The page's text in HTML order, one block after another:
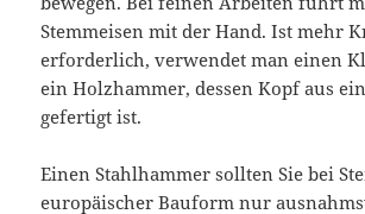
Stemmeisen mit der Hand. Ist mehr
erforderlich, verwendet man einen
ein Holzhammer, dessen Kopf aus
gefertigt ist.
Einen Stahlhammer sollten Sie bei
europäischer Bauform nur